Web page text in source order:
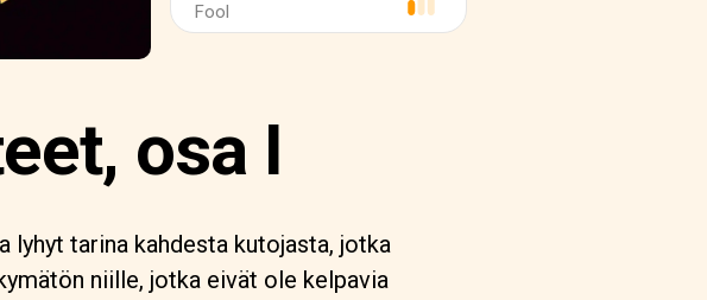
Fool
osa I
lyhyt tarina kahdesta kutojasta, jotka
niille, jotka eivät ole kelpavia